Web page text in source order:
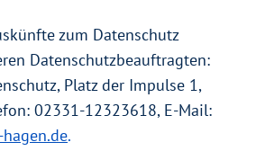
zum Datenschutz
Datenschutzbeauftragten:
Platz der Impulse 1,
02331-12323618, E-Mail:
.